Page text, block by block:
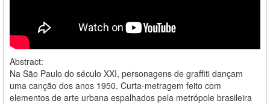
Abstract:
Na São Paulo do século XXI, personagens de graffiti dançam
uma canção dos anos 1950. Curta-metragem feito com
elementos de arte urbana espalhados pela metrópole brasileira